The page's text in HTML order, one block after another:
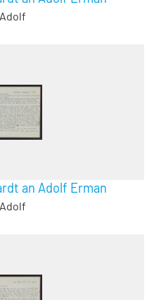
an Adolf Erman